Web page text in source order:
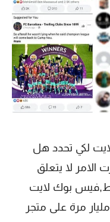
لكي تحدد هل
لا يتعلق
بوك لايت
مرة على متجر